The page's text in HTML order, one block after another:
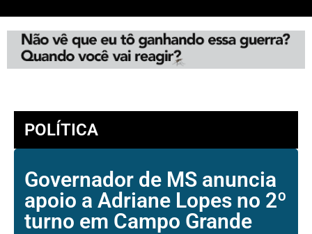
POLÍTICA
Governador de MS anuncia
apoio a Adriane Lopes no 2º
turno em Campo Grande